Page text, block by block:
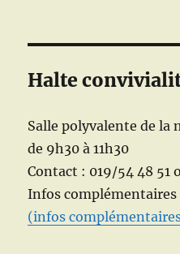
Halte
Salle polyvalente de la
de 9h30 à 11h30
Contact : 019/54 48 51
Infos
(infos